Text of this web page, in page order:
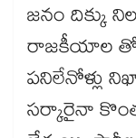
జనం దిక్కు
రాజకీయాల
పనిలేనోళ్లు
సర్కారైనా